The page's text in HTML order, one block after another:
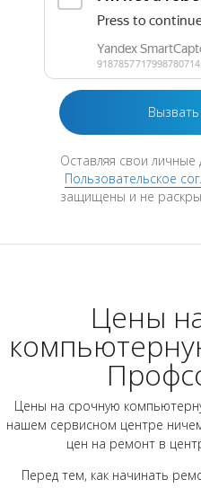
Оставляя свои
Пользовательское
защищены и не
Цены
Цены на срочную
нашем сервисном центре
цен на ремонт в
Перед тем, как начинать